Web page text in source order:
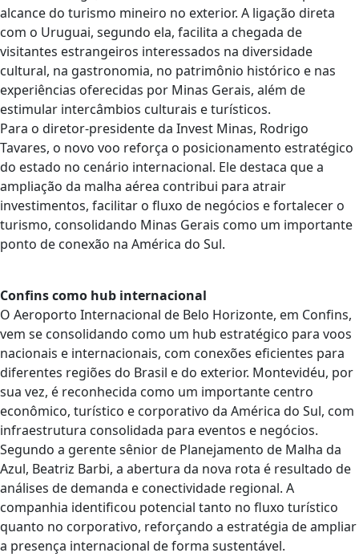
alcance do turismo mineiro no exterior. A ligação direta
com o Uruguai, segundo ela, facilita a chegada de
visitantes estrangeiros interessados na diversidade
cultural, na gastronomia, no patrimônio histórico e nas
experiências oferecidas por Minas Gerais, além de
estimular intercâmbios culturais e turísticos.
Para o diretor-presidente da Invest Minas, Rodrigo
Tavares, o novo voo reforça o posicionamento estratégico
do estado no cenário internacional. Ele destaca que a
ampliação da malha aérea contribui para atrair
investimentos, facilitar o fluxo de negócios e fortalecer o
turismo, consolidando Minas Gerais como um importante
ponto de conexão na América do Sul.
Confins como hub internacional
O Aeroporto Internacional de Belo Horizonte, em Confins,
vem se consolidando como um hub estratégico para voos
nacionais e internacionais, com conexões eficientes para
diferentes regiões do Brasil e do exterior. Montevidéu, por
sua vez, é reconhecida como um importante centro
econômico, turístico e corporativo da América do Sul, com
infraestrutura consolidada para eventos e negócios.
Segundo a gerente sênior de Planejamento de Malha da
Azul, Beatriz Barbi, a abertura da nova rota é resultado de
análises de demanda e conectividade regional. A
companhia identificou potencial tanto no fluxo turístico
quanto no corporativo, reforçando a estratégia de ampliar
a presença internacional de forma sustentável.